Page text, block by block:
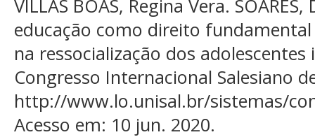
VILLAS BÔAS, Regina Vera.
educação como direito
na ressocialização dos adolescentes
Congresso Internacional Salesiano
http://www.lo.unisal.br/sistemas/
Acesso em: 10 jun. 2020.